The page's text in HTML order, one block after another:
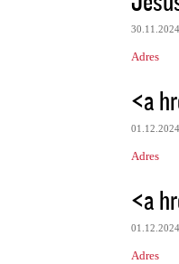
30.11.2024
Adres
<a
01.12.2024
Adres
<a
01.12.2024
Adres